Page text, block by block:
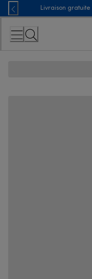
Skip
to
Content
Livraison